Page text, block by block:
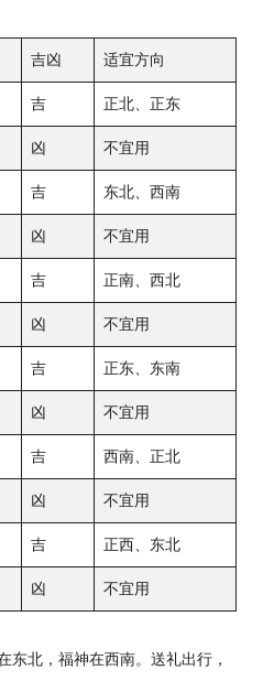
吉凶 适宜方向
吉 正北、正东
凶 不宜用
吉 东北、西南
凶 不宜用
吉 正南、西北
凶 不宜用
吉 正东、东南
凶 不宜用
吉 西南、正北
凶 不宜用
吉 正西、东北
凶 不宜用
东北，福神在西南。送礼出行，